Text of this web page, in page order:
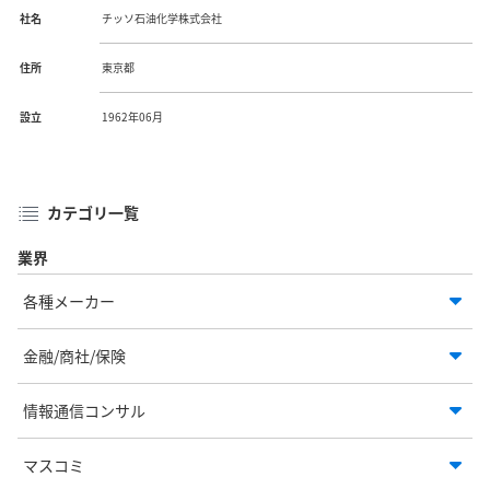
社名 チッソ石油化学株式会社
住所 東京都
設立 1962年06月
カテゴリ一覧
業界
各種メーカー
金融/商社/保険
情報通信コンサル
マスコミ